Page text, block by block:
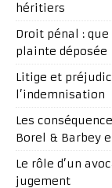
héritiers
Droit pénal :
plainte déposée
Litige et
l’indemnisation
Les
Borel & Barbey
Le rôle d’un
jugement